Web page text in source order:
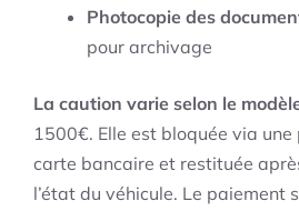
Photocopie des
pour archivage
La caution varie selon le
1500€. Elle est bloquée via
carte bancaire et restituée
l’état du véhicule. Le paiement